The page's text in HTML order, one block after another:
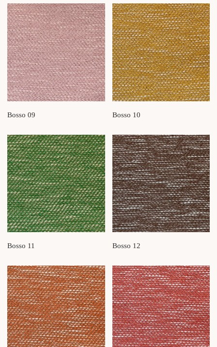
Bosso 09 Bosso 10
Bosso 11 Bosso 12